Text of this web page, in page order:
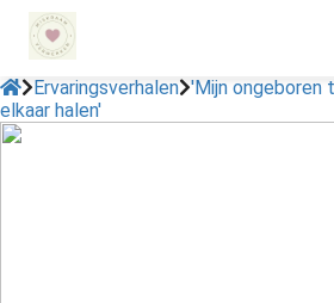
Ervaringsverhalen 'Mijn ongeboren
elkaar halen'